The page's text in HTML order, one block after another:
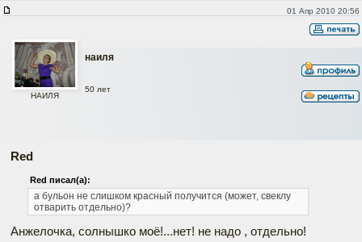
01 Апр 2010 20:56
наиля
НАИЛЯ
50 лет
Red
Red писал(а):
а бульон не слишком красный получится (может, свеклу
отварить отдельно)?
Анжелочка, солнышко моё!...нет! не надо , отдельно!